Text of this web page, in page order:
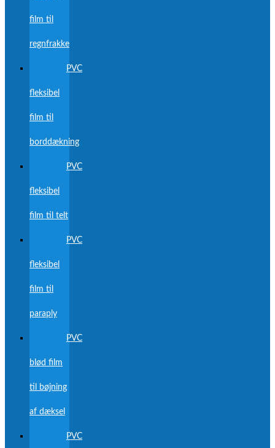
film til
regnfrakke
PVC
fleksibel
film til
borddækning
PVC
fleksibel
film til telt
PVC
fleksibel
film til
paraply
PVC
blød film
til bøjning
af dæksel
PVC